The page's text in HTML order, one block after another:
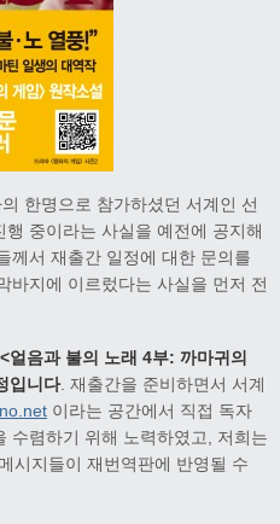
한명으로 참가하셨던 서계인 선
중이라는 사실을 예전에 공지해
께서 재출간 일정에 대한 문의를
바지에 이르렀다는 사실을 먼저 전
<얼음과 불의 노래 4부: 까마귀의
입니다. 재출간을 준비하면서 서계
이라는 공간에서 직접 독자
수렴하기 위해 노력하였고, 저희는
시지들이 재번역판에 반영될 수